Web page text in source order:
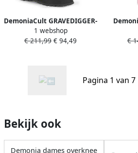
DemoniaCult GRAVEDIGGER-
255 Plateau Laarzen 42
Shoes Zwart Groen
1 webshop
€ 211,99 € 94,49
€
Pagina 1 van 7
Bekijk ook
Demonia dames overknee